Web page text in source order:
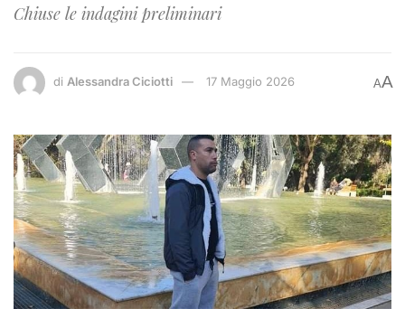
Chiuse le indagini preliminari
di Alessandra Ciciotti 17 Maggio 2026 AA